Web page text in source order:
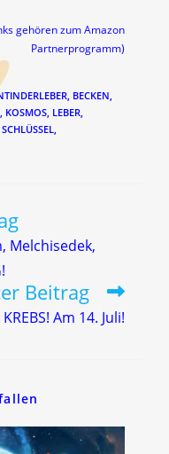
gehören zum Amazon
Partnerprogramm)
, BECKEN,
, KOSMOS, LEBER,
SCHLÜSSEL,
Melchisedek,
Beitrag
Am 14. Juli!